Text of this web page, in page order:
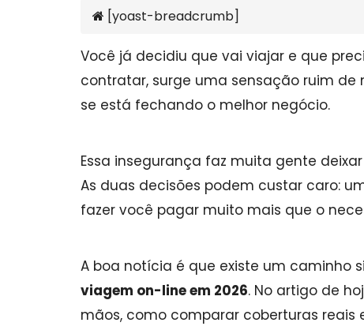
[yoast-breadcrumb]
Você já decidiu que vai viajar e que
contratar, surge uma sensação ruim
se está fechando o melhor negócio.
Essa insegurança faz muita gente
As duas decisões podem custar caro:
fazer você pagar muito mais que o
A boa notícia é que existe um caminho
viagem on-line em 2026. No artigo de
mãos, como comparar coberturas
Destinoriente
"Você pode viajar pelo
mundo e, às vezes, ter menos
mais, mas viajar SEM seguro